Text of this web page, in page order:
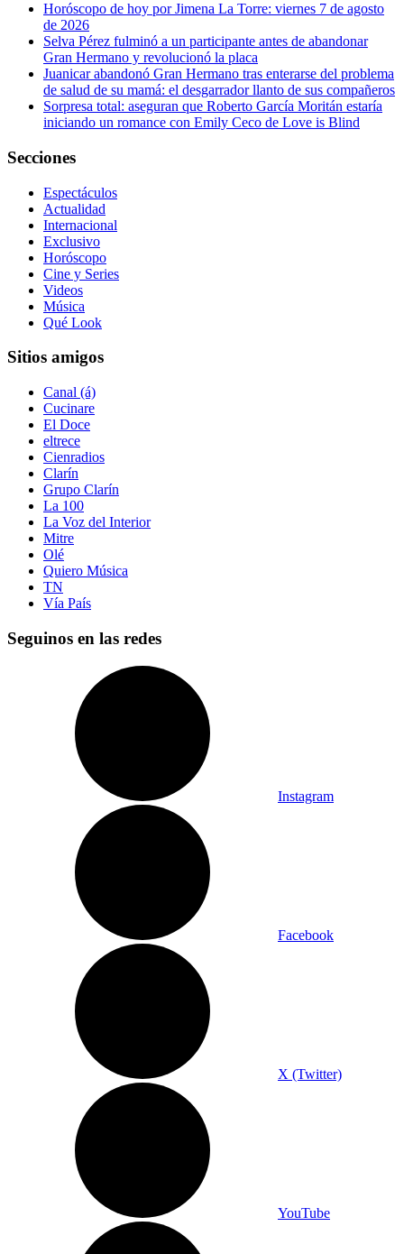
Horóscopo de hoy por Jimena La Torre: viernes 7 de agosto
de 2026
Selva Pérez fulminó a un participante antes de abandonar
Gran Hermano y revolucionó la placa
Juanicar abandonó Gran Hermano tras enterarse del problema
de salud de su mamá: el desgarrador llanto de sus compañeros
Sorpresa total: aseguran que Roberto García Moritán estaría
iniciando un romance con Emily Ceco de Love is Blind
Secciones
Espectáculos
Actualidad
Internacional
Exclusivo
Horóscopo
Cine y Series
Videos
Música
Qué Look
Sitios amigos
Canal (á)
Cucinare
El Doce
eltrece
Cienradios
Clarín
Grupo Clarín
La 100
La Voz del Interior
Mitre
Olé
Quiero Música
TN
Vía País
Seguinos en las redes
Instagram
Facebook
X (Twitter)
YouTube